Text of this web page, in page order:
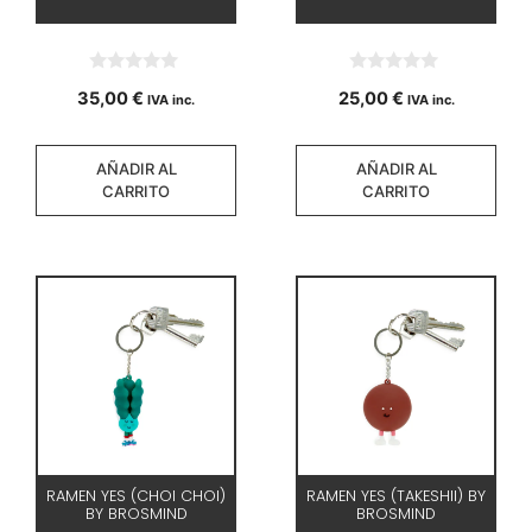
d
35,00€ IVA inc.
AÑADIR AL
CARRITO
d
25,00€ IVA inc.
AÑADIR AL
CARRITO
RAMEN YES (CHOI CHOI)
BY BROSMIND
RAMEN YES (TAKESHII) BY
BROSMIND